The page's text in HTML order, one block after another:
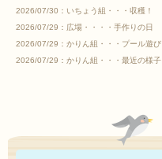
2026/07/30： いちょう組・・・収穫！
2026/07/29： 広場・・・・手作りの日
2026/07/29： かりん組・・・プール遊び
2026/07/29： かりん組・・・最近の様子